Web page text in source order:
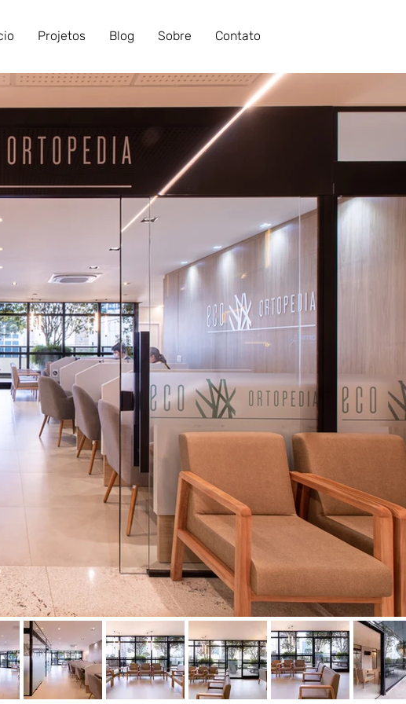
Projetos Blog Sobre Contato